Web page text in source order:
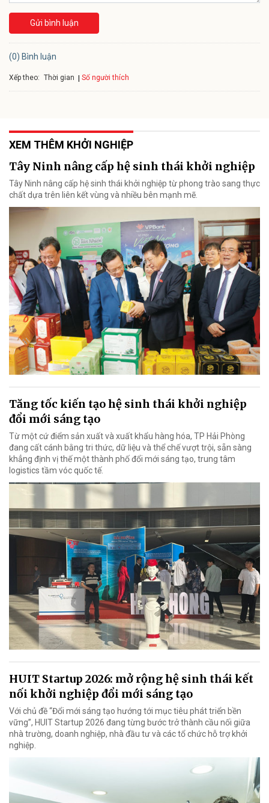
Gửi bình luận
(0) Bình luận
Xếp theo: Thời gian Số người thích
XEM THÊM KHỞI NGHIỆP
Tây Ninh nâng cấp hệ sinh thái khởi nghiệp
Tây Ninh nâng cấp hệ sinh thái khởi nghiệp từ phong trào sang thực
chất dựa trên liên kết vùng và nhiều bên mạnh mẽ.
Tăng tốc kiến tạo hệ sinh thái khởi nghiệp
đổi mới sáng tạo
Từ một cứ điểm sản xuất và xuất khẩu hàng hóa, TP Hải Phòng
đang cất cánh bằng tri thức, dữ liệu và thể chế vượt trội, sẵn sàng
khẳng định vị thế một thành phố đổi mới sáng tạo, trung tâm
logistics tầm vóc quốc tế.
HUIT Startup 2026: mở rộng hệ sinh thái kết
nối khởi nghiệp đổi mới sáng tạo
Với chủ đề “Đổi mới sáng tạo hướng tới mục tiêu phát triển bền
vững”, HUIT Startup 2026 đang từng bước trở thành cầu nối giữa
nhà trường, doanh nghiệp, nhà đầu tư và các tổ chức hỗ trợ khởi
nghiệp.